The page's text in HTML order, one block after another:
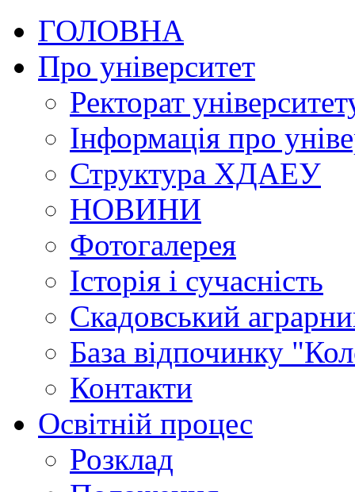
ГОЛОВНА
Про університет
Ректорат
Інформація про
Структура ХДАЕУ
НОВИНИ
Фотогалерея
Історія і сучасність
Скадовський
База відпочинку
Контакти
Освітній процес
Розклад